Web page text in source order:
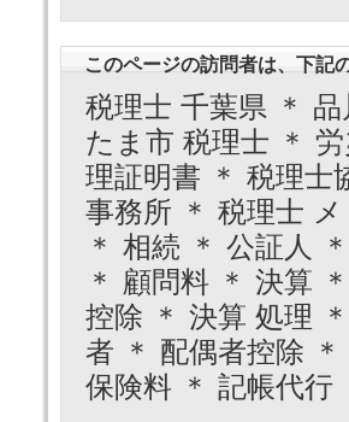
このページの訪問者は、下記
税理士 千葉県 ＊
たま市 税理士 ＊
理証明書 ＊ 税理士
事務所 ＊ 税理士
＊ 相続 ＊ 公証人
＊ 顧問料 ＊ 決算
控除 ＊ 決算 処理
者 ＊ 配偶者控除
保険料 ＊ 記帳代行